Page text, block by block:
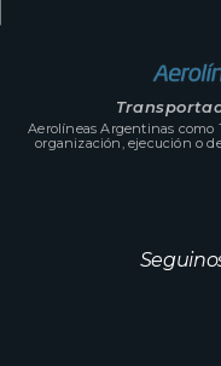
Aerolíneas Argentinas como
organización, ejecución o